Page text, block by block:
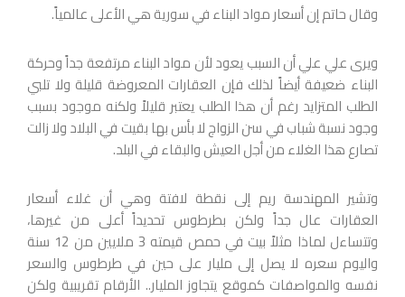
وقال حاتم إن أسعار مواد البناء في سورية هي الأعلى عالمياً.
ويرى علي علي أن السبب يعود لأن مواد البناء مرتفعة جداً وحركة
البناء ضعيفة أيضاً لذلك فإن العقارات المعروضة قليلة ولا تلبي
الطلب المتزايد رغم أن هذا الطلب يعتبر قليلاً ولكنه موجود بسبب
وجود نسبة شباب في سن الزواج لا بأس بها بقيت في البلاد ولا زالت
تصارع هذا الغلاء من أجل العيش والبقاء في البلد.
وتشير المهندسة ريم إلى نقطة لافتة وهي أن غلاء أسعار
العقارات عال جداً ولكن بطرطوس تحديداً أعلى من غيرها،
وتتساءل لماذا مثلاً بيت في حمص قيمته 3 ملايين من 12 سنة
واليوم سعره لا يصل إلى مليار على حين في طرطوس والسعر
نفسه والمواصفات كموقع يتجاوز المليار.. الأرقام تقريبية ولكن